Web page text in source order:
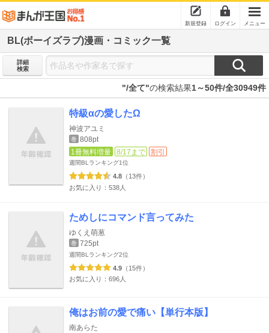
新規登録 ログイン メニュー
BL(ボーイズラブ)漫画・コミック一覧
詳細
検索
"/全て"の検索結果1～50件/全30949件
特級αの愛したΩ
神波アユミ
巻 808pt
1冊無料増量
8/17まで 割引
週間BLランキング1位
4.8 （13件）
お気に入り：538人
ためしにコマンド言ってみた
ゆくえ萌葱
巻 725pt
週間BLランキング2位
4.9 （15件）
お気に入り：696人
俺はお前の愛で痛い【単行本版】
南あらた